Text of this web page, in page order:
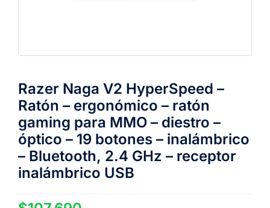
Razer Naga V2 HyperSpeed –
Ratón – ergonómico – ratón
gaming para MMO – diestro –
óptico – 19 botones – inalámbrico
– Bluetooth, 2.4 GHz – receptor
inalámbrico USB